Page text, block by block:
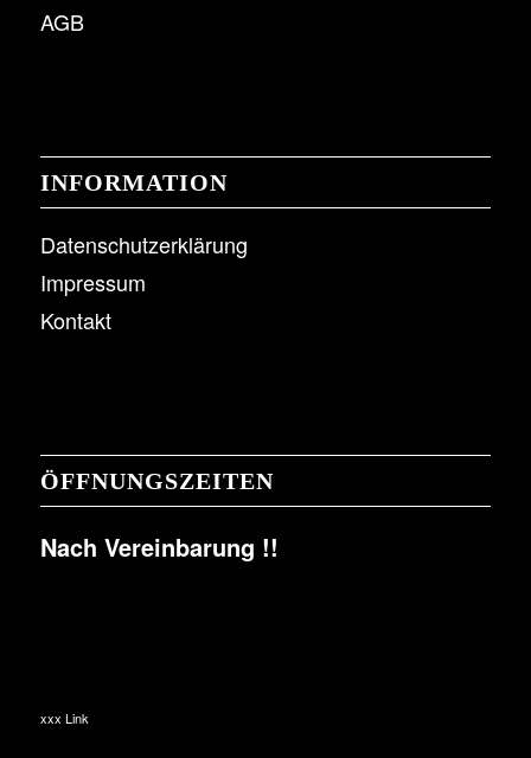
AGB
INFORMATION
Datenschutzerklärung
Impressum
Kontakt
ÖFFNUNGSZEITEN
Nach Vereinbarung !!
xxx Link